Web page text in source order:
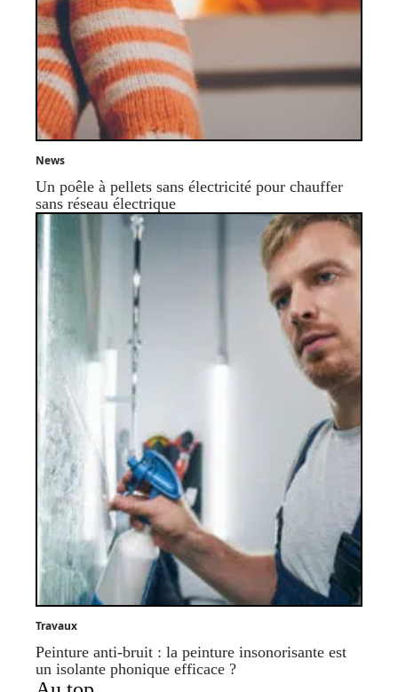
News
Un poêle à pellets sans électricité pour chauffer
sans réseau électrique
Travaux
Peinture anti-bruit : la peinture insonorisante est
un isolante phonique efficace ?